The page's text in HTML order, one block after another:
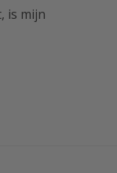
is mijn